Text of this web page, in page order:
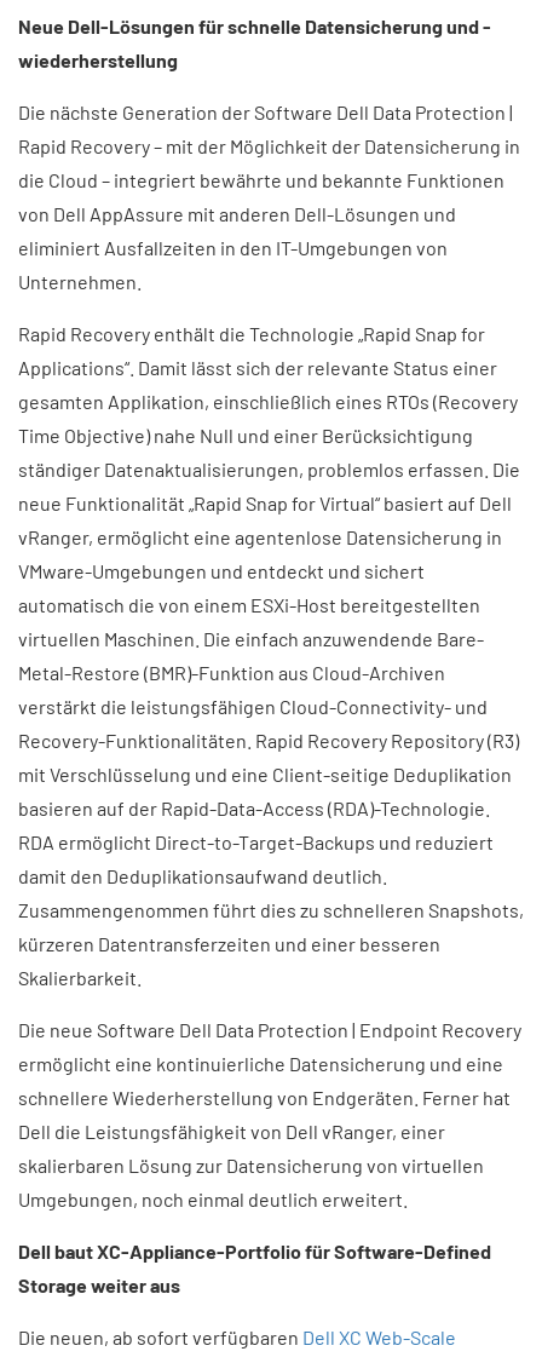
Neue Dell-Lösungen für schnelle Datensicherung und -
wiederherstellung
Die nächste Generation der Software Dell Data Protection |
Rapid Recovery – mit der Möglichkeit der Datensicherung in
die Cloud – integriert bewährte und bekannte Funktionen
von Dell AppAssure mit anderen Dell-Lösungen und
eliminiert Ausfallzeiten in den IT-Umgebungen von
Unternehmen.
Rapid Recovery enthält die Technologie „Rapid Snap for
Applications“. Damit lässt sich der relevante Status einer
gesamten Applikation, einschließlich eines RTOs (Recovery
Time Objective) nahe Null und einer Berücksichtigung
ständiger Datenaktualisierungen, problemlos erfassen. Die
neue Funktionalität „Rapid Snap for Virtual“ basiert auf Dell
vRanger, ermöglicht eine agentenlose Datensicherung in
VMware-Umgebungen und entdeckt und sichert
automatisch die von einem ESXi-Host bereitgestellten
virtuellen Maschinen. Die einfach anzuwendende Bare-
Metal-Restore (BMR)-Funktion aus Cloud-Archiven
verstärkt die leistungsfähigen Cloud-Connectivity- und
Recovery-Funktionalitäten. Rapid Recovery Repository (R3)
mit Verschlüsselung und eine Client-seitige Deduplikation
basieren auf der Rapid-Data-Access (RDA)-Technologie.
RDA ermöglicht Direct-to-Target-Backups und reduziert
damit den Deduplikationsaufwand deutlich.
Zusammengenommen führt dies zu schnelleren Snapshots,
kürzeren Datentransferzeiten und einer besseren
Skalierbarkeit.
Die neue Software Dell Data Protection | Endpoint Recovery
ermöglicht eine kontinuierliche Datensicherung und eine
schnellere Wiederherstellung von Endgeräten. Ferner hat
Dell die Leistungsfähigkeit von Dell vRanger, einer
skalierbaren Lösung zur Datensicherung von virtuellen
Umgebungen, noch einmal deutlich erweitert.
Dell baut XC-Appliance-Portfolio für Software-Defined
Storage weiter aus
Die neuen, ab sofort verfügbaren Dell XC Web-Scale